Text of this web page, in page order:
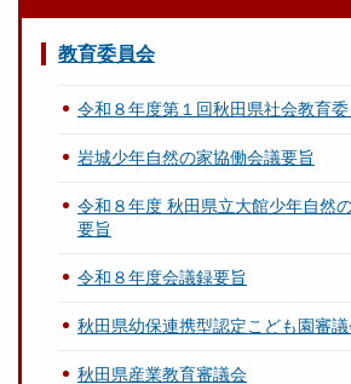
教育委員会
令和８年度第１回秋田県社会教育
岩城少年自然の家協働会議要旨
令和８年度 秋田県立大館少年自然
要旨
令和８年度会議録要旨
秋田県幼保連携型認定こども園審
秋田県産業教育審議会